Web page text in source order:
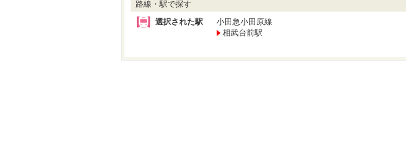
路線・駅で探す
選択された駅
小田急小田原線
相武台前駅